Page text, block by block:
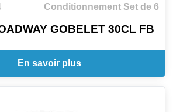
Conditionnement Set de 6
GOBELET 30CL FB
En savoir plus